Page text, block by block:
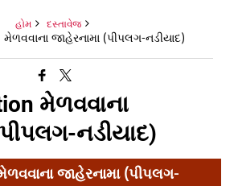
હોમ દસ્તાવેજ
જાહેરનામા (પીપલગ-નડીયાદ)
મેળવવાના
નડીયાદ)
જાહેરનામા (પીપલગ-